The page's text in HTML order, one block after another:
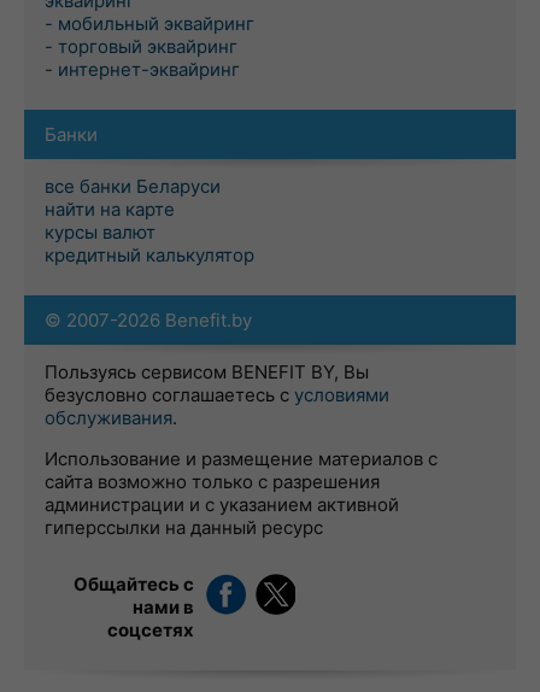
- мобильный эквайринг
- торговый эквайринг
- интернет-эквайринг
Банки
все банки Беларуси
найти на карте
курсы валют
кредитный калькулятор
© 2007-2026 Benefit.by
Пользуясь сервисом BENEFIT BY, Вы
безусловно соглашаетесь с условиями
обслуживания.
Использование и размещение материалов с
сайта возможно только с разрешения
администрации и с указанием активной
гиперссылки на данный ресурс
Общайтесь с
нами в
соцсетях